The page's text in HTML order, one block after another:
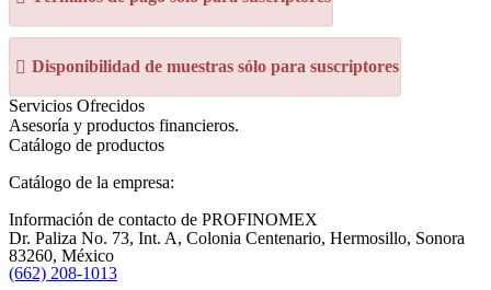
Disponibilidad de muestras sólo para suscriptores
Servicios Ofrecidos
Asesoría y productos financieros.
Catálogo de productos
Catálogo de la empresa:
Información de contacto de PROFINOMEX
Dr. Paliza No. 73, Int. A, Colonia Centenario, Hermosillo, Sonora
83260, México
(662) 208-1013